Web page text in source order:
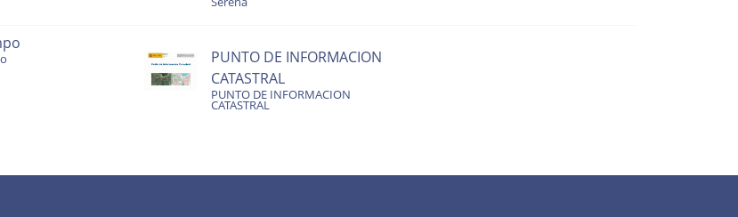
PUNTO DE INFORMACION
CATASTRAL
PUNTO DE INFORMACION
CATASTRAL